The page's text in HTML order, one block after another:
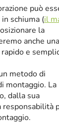
può
schiuma (il
la
anche una
e
metodo di
montaggio. La
dalla sua
responsabilità